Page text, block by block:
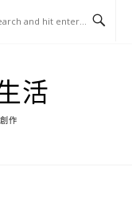
活
作